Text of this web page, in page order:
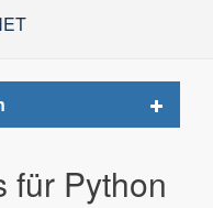
Toggle
für Python